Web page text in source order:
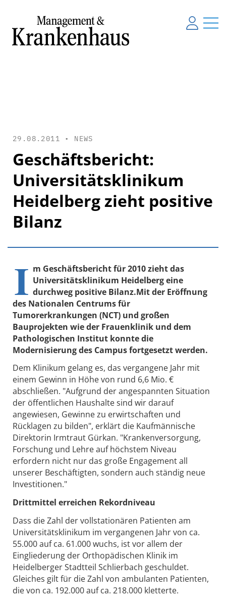
29.08.2011 • NEWS
Geschäftsbericht:
Universitätsklinikum
Heidelberg zieht positive
Bilanz
I m Geschäftsbericht für 2010 zieht das
Universitätsklinikum Heidelberg eine
durchweg positive Bilanz.Mit der Eröffnung
des Nationalen Centrums für
Tumorerkrankungen (NCT) und großen
Bauprojekten wie der Frauenklinik und dem
Pathologischen Institut konnte die
Modernisierung des Campus fortgesetzt werden.
Dem Klinikum gelang es, das vergangene Jahr mit
einem Gewinn in Höhe von rund 6,6 Mio. €
abschließen. "Aufgrund der angespannten Situation
der öffentlichen Haushalte sind wir darauf
angewiesen, Gewinne zu erwirtschaften und
Rücklagen zu bilden", erklärt die Kaufmännische
Direktorin Irmtraut Gürkan. "Krankenversorgung,
Forschung und Lehre auf höchstem Niveau
erfordern nicht nur das große Engagement all
unserer Beschäftigten, sondern auch ständig neue
Investitionen."
Drittmittel erreichen Rekordniveau
Dass die Zahl der vollstationären Patienten am
Universitätsklinikum im vergangenen Jahr von ca.
55.000 auf ca. 61.000 wuchs, ist vor allem der
Eingliederung der Orthopädischen Klinik im
Heidelberger Stadtteil Schlierbach geschuldet.
Gleiches gilt für die Zahl von ambulanten Patienten,
die von ca. 192.000 auf ca. 218.000 kletterte.